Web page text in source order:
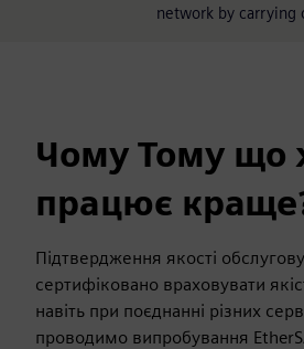
network by carrying
Чому Тому що
працює
Підтвердження якості
сертифіковано враховувати
навіть при поєднанні різних
проводимо випробування